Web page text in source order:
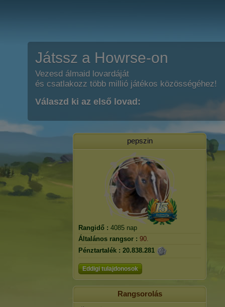
Játssz a Howrse-on
Vezesd álmaid lovardáját
és csatlakozz több millió játékos közösségéhez!
Válaszd ki az első lovad:
pepszin
Rangidő : 4085 nap
Általános rangsor : 90.
Pénztartalék : 20.838.281
Eddigi tulajdonosok
Rangsorolás